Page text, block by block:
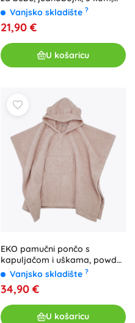
vel. 56 (NB), za dječake
Vanjsko skladište ?
21,90 €
U košaricu
EKO pamučni pončo s
kapuljačom i uškama, powder
pink, 75 × 120 cm
Vanjsko skladište ?
34,90 €
U košaricu